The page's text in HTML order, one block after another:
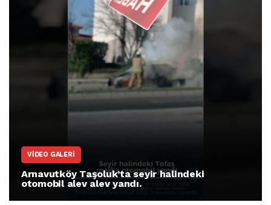
VIDEO GALERI
Arnavutköy Taşoluk’ta seyir halindeki
otomobil alev alev yandı.